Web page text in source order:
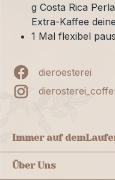
g Costa Rica
Extra-Kaffee
1 Mal flexibel
dieroesterei
Immer auf dem
Über Uns